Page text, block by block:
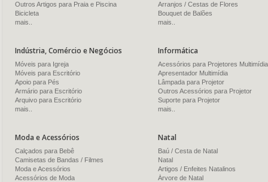
Outros Artigos para Praia e Piscina
Bicicleta
mais..
Arranjos / Cestas de Flores
Bouquet de Balões
mais..
Indústria, Comércio e Negócios
Móveis para Igreja
Móveis para Escritório
Apoio para Pés
Armário para Escritório
Arquivo para Escritório
mais..
Informática
Acessórios para Projetores Multimídia
Apresentador Multimídia
Lâmpada para Projetor
Outros Acessórios para Projetor
Suporte para Projetor
mais..
Moda e Acessórios
Calçados para Bebê
Camisetas de Bandas / Filmes
Moda e Acessórios
Acessórios de Moda
Natal
Baú / Cesta de Natal
Natal
Artigos / Enfeites Natalinos
Árvore de Natal